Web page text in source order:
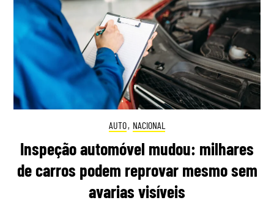
AUTO, NACIONAL
Inspeção automóvel mudou: milhares
de carros podem reprovar mesmo sem
avarias visíveis